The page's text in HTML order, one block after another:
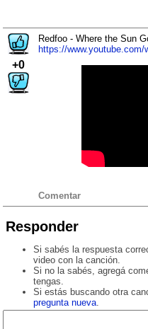
+0
Redfoo - Where the Sun
https://
Comentar
Responder
Si sabés la respuesta
video con la canción.
Si no la sabés, agregá
tengas.
Si estás buscando otra
pregunta nueva.